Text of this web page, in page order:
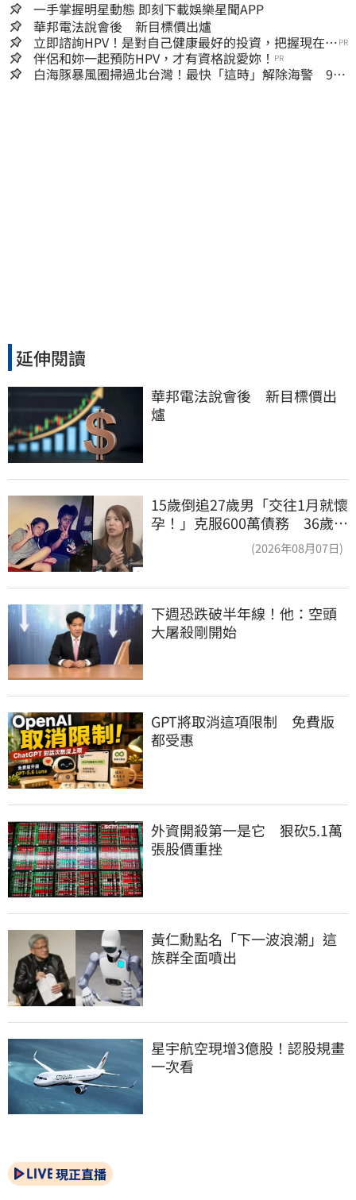
一手掌握明星動態 即刻下載娛樂星聞APP
華邦電法說會後 新目標價出爐
立即諮詢HPV！是對自己健康最好的投資，把握現在不
嫌晚！
PR
伴侶和妳一起預防HPV，才有資格說愛妳！ PR
白海豚暴風圈掃過北台灣！最快「這時」解除海警 9日
延伸閱讀
華邦電法說會後　新目標價出
爐
15歲倒追27歲男「交往1月就懷
孕！」克服600萬債務 36歲美
(2026年08月07日)
下週恐跌破半年線！他：空頭
大屠殺剛開始
GPT將取消這項限制　免費版
都受惠
外資開殺第一是它　狠砍5.1萬
張股價重挫
黃仁勳點名「下一波浪潮」這
族群全面噴出
星宇航空現增3億股！認股規畫
一次看
現正直播